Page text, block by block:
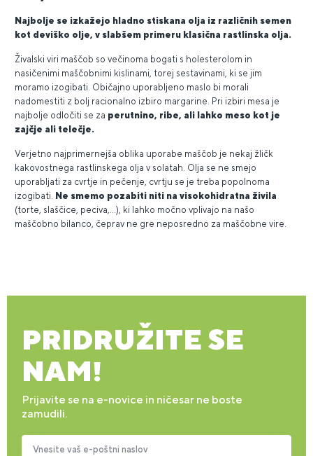
Najbolje se izkažejo hladno stiskana olja iz različnih semen
kot deviško olje, v slabšem primeru klasična rastlinska olja.
Živalski viri maščob so večinoma bogati s holesterolom in
nasičenimi maščobnimi kislinami, torej sestavinami, ki se jim
moramo izogibati. Običajno uporabljeno maslo bi morali
nadomestiti z bolj racionalno izbiro margarine. Pri izbiri mesa je
najbolje odločiti se za perutnino, ribe, ali lahko meso kot je
zajčje ali telečje.
Verjetno najprimernejša oblika uporabe maščob je nekaj žličk
kakovostnega rastlinskega olja v solatah. Olja se ne smejo
uporabljati za cvrtje in pečenje, cvrtju se je treba popolnoma
izogibati. Ne smemo pozabiti niti na visokohidratna živila
(torte, slaščice, peciva,...), ki lahko močno vplivajo na našo
maščobno bilanco, čeprav ne gre neposredno za maščobne vire.
PRIDRUŽITE SE
NAM!
Prijavite se na e-novice in ničesar ne boste
zamudili.
Vnesite vaš e-poštni naslov